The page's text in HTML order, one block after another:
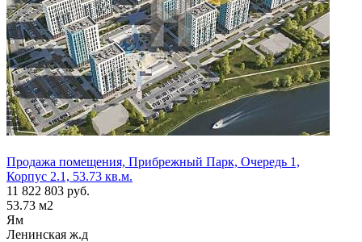
Продажа помещения, Прибрежный Парк, Очередь 1,
Корпус 2.1, 53.73 кв.м.
11 822 803 руб.
53.73 м2
Ям
Ленинская ж.д